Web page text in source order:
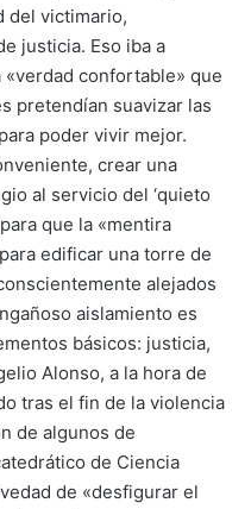
del victimario,
justicia. Eso iba a
confortable» que
pretendían suavizar las
poder vivir mejor.
crear una
al servicio del ‘quieto
que la «mentira
edificar una torre de
alejados
aislamiento es
básicos: justicia,
Alonso, a la hora de
tras el fin de la violencia
de algunos de
de Ciencia
de «desfigurar el